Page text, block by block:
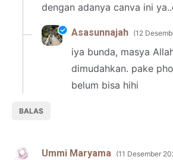
dengan adanya canva ini
BALAS
Asasunnajah 12
iya bunda, masya
dimudahkan. pake
belum bisa hihi
Ummi Maryama 11 Desember